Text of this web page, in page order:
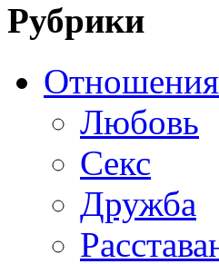
Рубрики
Отношения
Любовь
Секс
Дружба